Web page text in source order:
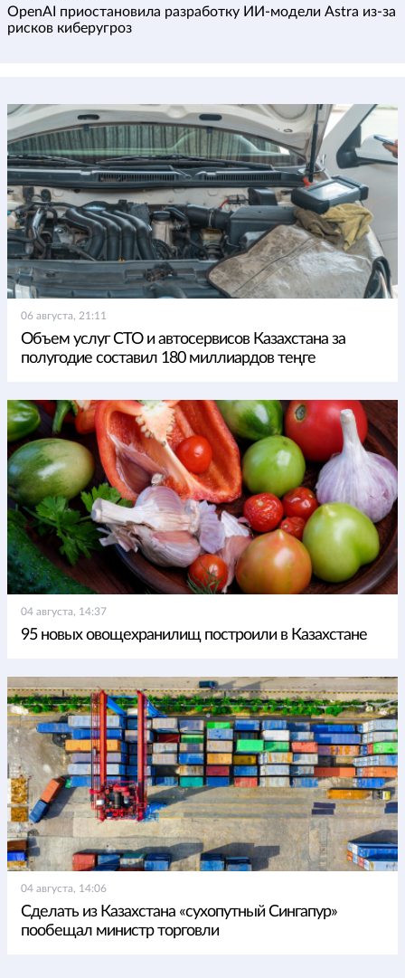
OpenAI приостановила разработку ИИ-модели Astra из-за
рисков киберугроз
06 августа, 21:11
Объем услуг СТО и автосервисов Казахстана за
полугодие составил 180 миллиардов теңге
04 августа, 14:37
95 новых овощехранилищ построили в Казахстане
04 августа, 14:06
Сделать из Казахстана «сухопутный Сингапур»
пообещал министр торговли